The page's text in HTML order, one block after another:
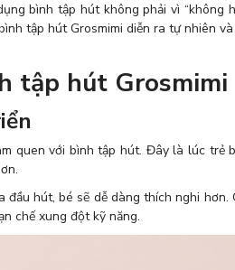
bình tập hút không phải vì “không
tập hút Grosmimi diễn ra tự nhiên
tập hút Grosmimi
với bình tập hút. Đây là lúc trẻ
hút, bé sẽ dễ dàng thích nghi hơn.
chế xung đột kỹ năng.